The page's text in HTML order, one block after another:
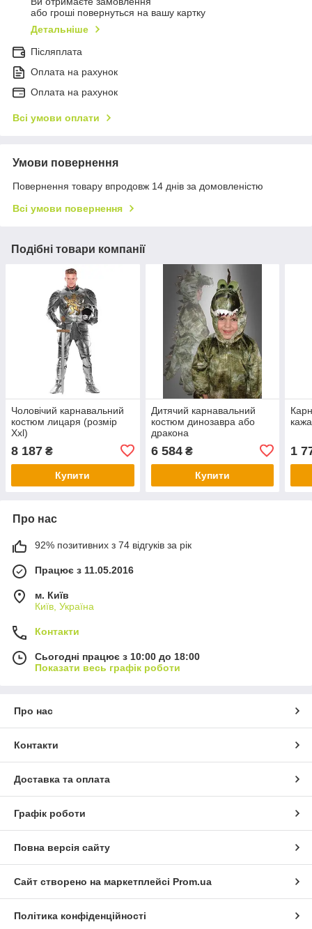
або гроші повернуться на вашу картку
Детальніше
Післяплата
Оплата на рахунок
Оплата на рахунок
Всі умови оплати
Умови повернення
Повернення товару впродовж 14 днів за домовленістю
Всі умови повернення
Подібні товари компанії
Чоловічий карнавальний
костюм лицаря (розмір
Xxl)
8 187 ₴
Купити
Дитячий карнавальний
костюм динозавра або
дракона
6 584₴
Купити
1
Про нас
92% позитивних з 74 відгуків за рік
Працює з 11.05.2016
м. Київ
Київ, Україна
Контакти
Сьогодні працює з 10:00 до 18:00
Показати весь графік роботи
Про нас
Контакти
Доставка та оплата
Графік роботи
Повна версія сайту
Сайт створено на маркетплейсі Prom.ua
Політика конфіденційності